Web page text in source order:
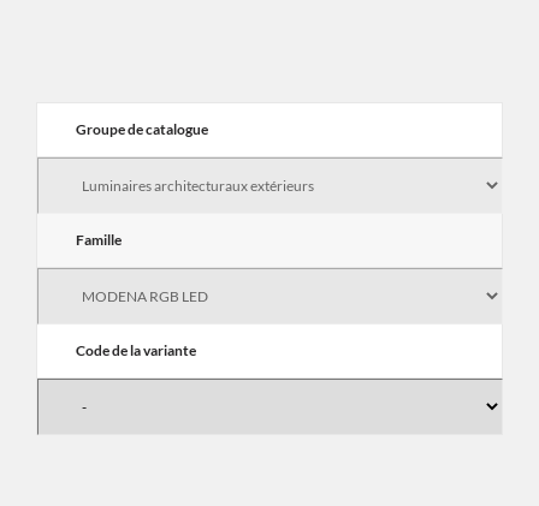
Groupe de catalogue
Famille
Code de la variante